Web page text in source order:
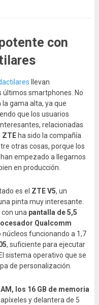
con
llevan
últimos smartphones. No
gama alta, ya que
que los usuarios
relacionadas
ZTEha sido la compañía
otras cosas, porque los
empezado a llegarnos
en producción.
es el ZTE V5, un
pinta muy interesante.
una pantalla de 5,5
Qualcomm
núcleos funcionando a 1,7
, suficiente para ejecutar
sistema operativo que se
de personalización.
los 16 GB de memoria
y delantera de 5